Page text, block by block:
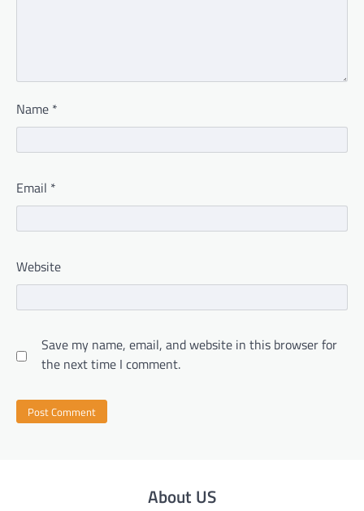
Name *
Email *
Website
Save my name, email, and website in this browser for
the next time I comment.
About US